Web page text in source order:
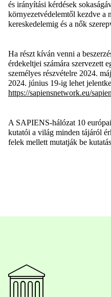
és irányítási kérdések
környezetvédelemtől kezdve a
kereskedelemig és a nők
Ha részt kíván venni a
érdekeltjei számára szervezett
személyes részvételre 2024.
2024. június 19-ig lehet
https://sapiensnetwork.eu/
A SAPIENS-hálózat 10
kutatói a világ minden tájáról
felek mellett mutatják be